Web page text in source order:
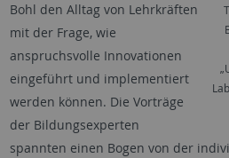
Bohl den Alltag von Lehrkräften
mit der Frage, wie
anspruchsvolle Innovationen
eingeführt und implementiert
werden können. Die Vorträge
der Bildungsexperten
spannten einen Bogen von der